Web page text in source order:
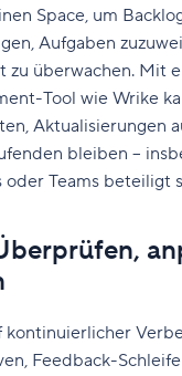
Space, um
Aufgaben
zu überwachen. Mit
Tool wie Wrike
Aktualisierungen
bleiben –
oder Teams beteiligt
kontinuierlicher
Feedback-